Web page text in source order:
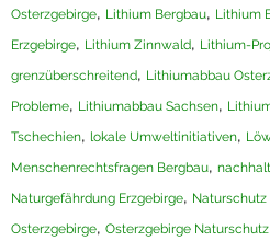
Osterzgebirge, Lithium Bergbau, Lithium
Erzgebirge, Lithium Zinnwald, Lithium-
grenzüberschreitend, Lithiumabbau
Probleme, Lithiumabbau Sachsen,
Tschechien, lokale Umweltinitiativen,
Menschenrechtsfragen Bergbau,
Naturgefährdung Erzgebirge, Naturschutz
Osterzgebirge, Osterzgebirge Naturschutz